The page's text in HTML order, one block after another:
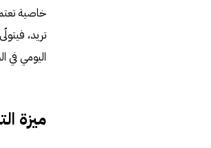
تريد،
اليومي في
ميزة